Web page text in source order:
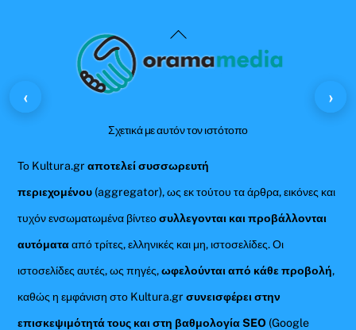
Back
To
Σχετικά με αυτόν τον ιστότοπο
Το Kultura.grαποτελεί συσσωρευτή
περιεχομένου (aggregator), ως εκ τούτου τα άρθρα, εικόνες και
τυχόν ενσωματωμένα βίντεοσυλλεγονται και προβάλλονται
αυτόματααπό τρίτες, ελληνικές και μη, ιστοσελίδες. Οι
ιστοσελίδες αυτές, ως πηγές,ωφελούνται από κάθε προβολή,
καθώς η εμφάνιση στο Kultura.gr συνεισφέρει στην
επισκεψιμότητά τους και στη βαθμολογία SEO (Google
‹ ›